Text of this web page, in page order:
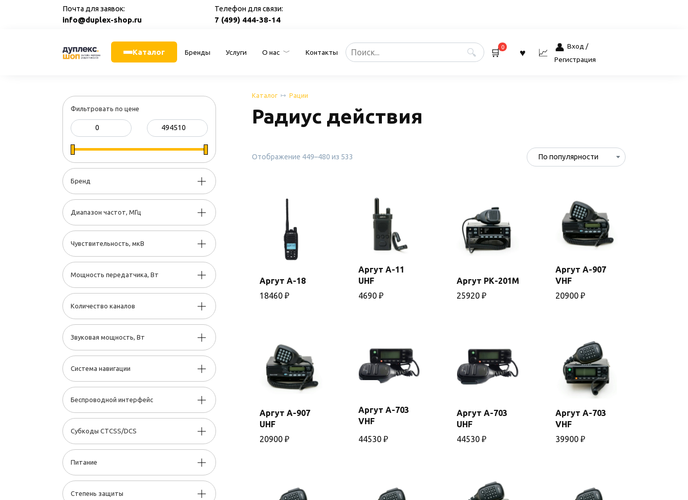
Почта для заявок:
info@duplex-shop.ru
Телефон для связи:
7 (499) 444-38-14
Каталог Бренды Услуги О нас Контакты
Search
for:
0
Вход /
Регистрация
Каталог Рации
Радиус действия
Отображение 449–480 из 533
В
корзину
Аргут А-18
18460 ₽
Аргут А-11
UHF
4690 ₽
В
корзину
Аргут РК-201М
25920 ₽
Аргут А-907
VHF
20900 ₽
Аргут А-907
UHF
20900 ₽
Аргут А-703
VHF
44530 ₽
Аргут А-703
UHF
44530 ₽
Аргут А-703
VHF
39900 ₽
Фильтровать по цене
Бренд
Диапазон частот, МГц
Чувствительность, мкВ
Мощность передатчика, Вт
Количество каналов
Звуковая мощность, Вт
Система навигации
Беспроводной интерфейс
Субкоды CTCSS/DCS
Питание
Степень защиты